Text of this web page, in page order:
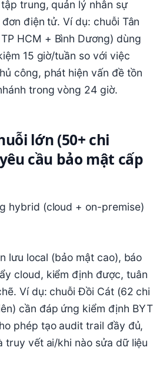
trung, quản lý nhân sự
điện tử. Ví dụ: chuỗi Tân
HCM + Bình Dương) dùng
15 giờ/tuần so với việc
công, phát hiện vấn đề tồn
trong vòng 24 giờ.
lớn (50+ chi
cầu bảo mật cấp
hybrid (cloud + on-premise)
lưu local (bảo mật cao), báo
cloud, kiểm định được, tuân
Ví dụ: chuỗi Đồi Cát (62 chi
cần đáp ứng kiểm định BYT
phép tạo audit trail đầy đủ,
truy vết ai/khi nào sửa dữ liệu